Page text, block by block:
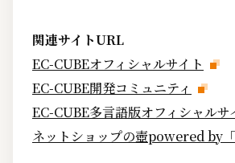
関連サイトURL
EC-CUBEオフィシャルサイト
EC-CUBE開発コミュニティ
EC-CUBE多言語版オフィシャルサ
ネットショップの壺powered by「